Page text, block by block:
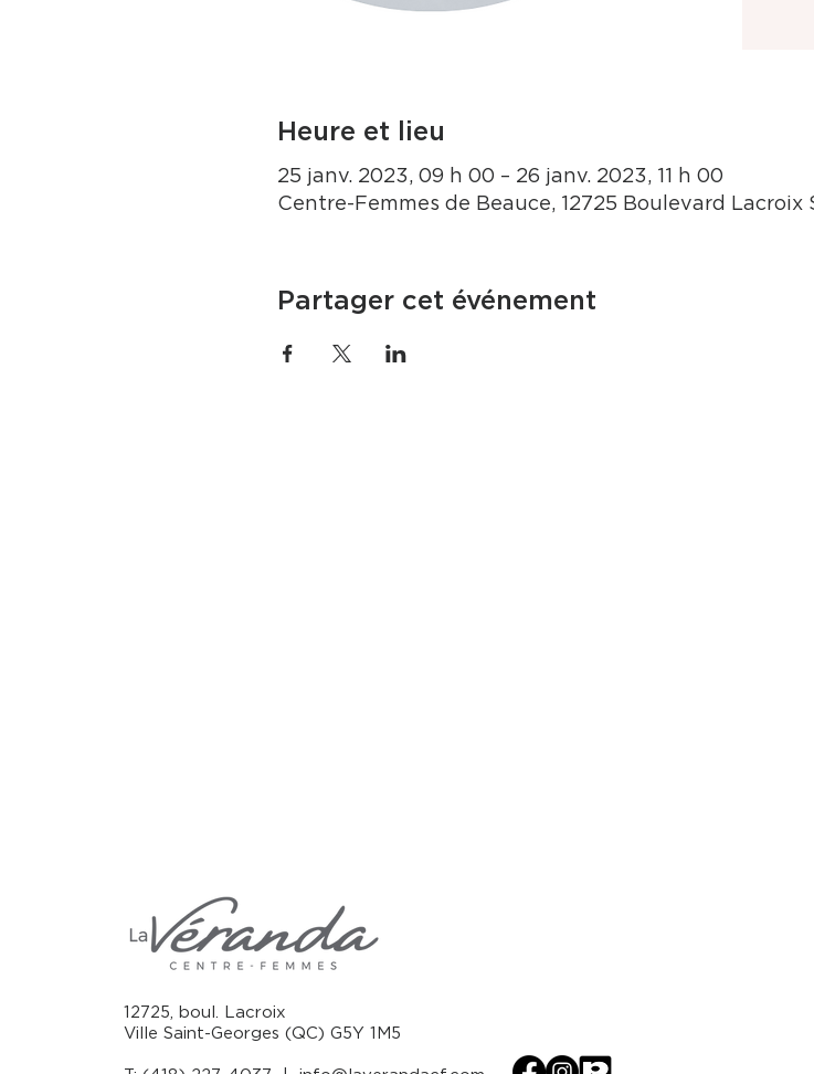
Heure et lieu
25 janv. 2023, 09 h 00 – 26 janv. 2023, 11 h 00
Centre-Femmes de Beauce, 12725 Boulevard Lacroix
Partager cet événement
12725, boul. Lacroix
Ville Saint-Georges (QC) G5Y 1M5